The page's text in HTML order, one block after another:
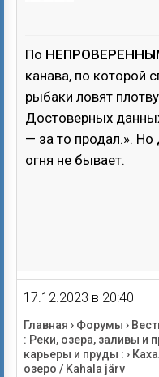
По
канава, по которой
рыбаки ловят
Достоверных
— за то продал.». Но
огня не бывает.
17.12.2023 в 20:40
Главная › Форумы ›
: Реки, озера, заливы и
карьеры и пруды : ›
озеро / Kahala järv